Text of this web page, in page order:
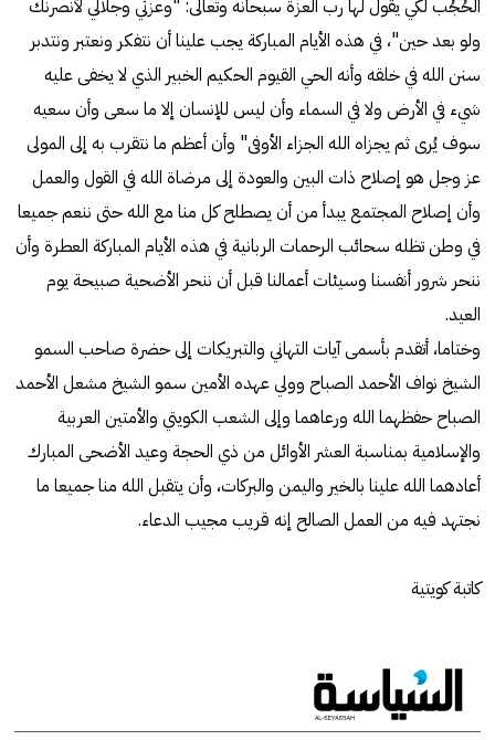
الحُجُب لكي يقول لها رب العزة سبحانه وتعالى: "وعزتي وجلالي لأنصرنك
ولو بعد حين"، في هذه الأيام المباركة يجب علينا أن نتفكر ونعتبر ونتدبر
سنن الله في خلقه وأنه الحي القيوم الحكيم الخبير الذي لا يخفى عليه
شيء في الأرض ولا في السماء وأن ليس للإنسان إلا ما سعى وأن سعيه
سوف يُرى ثم يجزاه الله الجزاء الأوفى" وأن أعظم ما نتقرب به إلى المولى
عز وجل هو إصلاح ذات البين والعودة إلى مرضاة الله في القول والعمل
وأن إصلاح المجتمع يبدأ من أن يصطلح كل منا مع الله حتى ننعم جميعا
في وطن تظله سحائب الرحمات الربانية في هذه الأيام المباركة العطرة وأن
ننحر شرور أنفسنا وسيئات أعمالنا قبل أن ننحر الأضحية صبيحة يوم
العيد.
وختاما، أتقدم بأسمى آيات التهاني والتبريكات إلى حضرة صاحب السمو
الشيخ نواف الأحمد الصباح وولي عهده الأمين سمو الشيخ مشعل الأحمد
الصباح حفظهما الله ورعاهما وإلى الشعب الكويتي والأمتين العربية
والإسلامية بمناسبة العشر الأوائل من ذي الحجة وعيد الأضحى المبارك
أعادهما الله علينا بالخير واليمن والبركات، وأن يتقبل الله منا جميعا ما
نجتهد فيه من العمل الصالح إنه قريب مجيب الدعاء.
كاتبة كويتية